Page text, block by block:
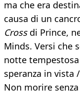
ma che era
causa di un
Crossdi Prince,
Minds. Versi che
notte
speranza in vista
Non morire